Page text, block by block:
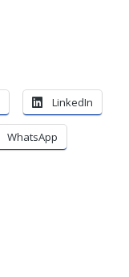
LinkedIn
WhatsApp